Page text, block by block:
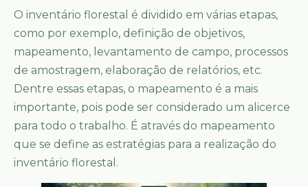
O inventário florestal é dividido em várias etapas,
como por exemplo, definição de objetivos,
mapeamento, levantamento de campo, processos
de amostragem, elaboração de relatórios, etc.
Dentre essas etapas, o mapeamento é a mais
importante, pois pode ser considerado um alicerce
para todo o trabalho. É através do mapeamento
que se define as estratégias para a realização do
inventário florestal.